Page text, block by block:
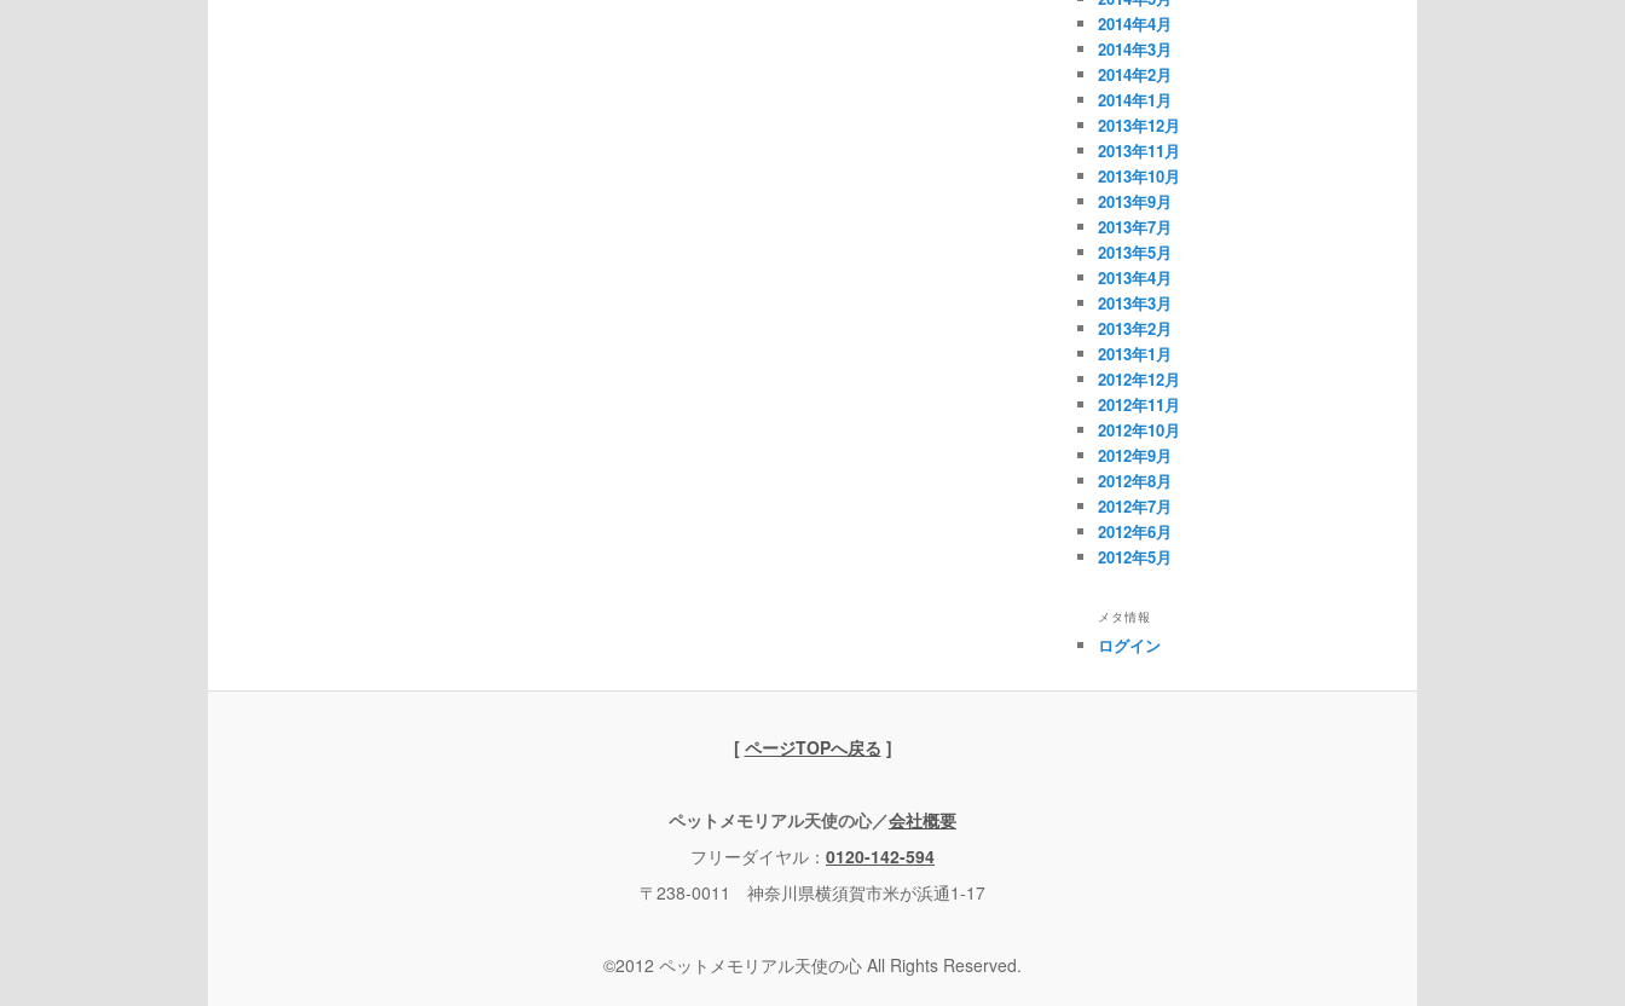
2014年4月
2014年3月
2014年2月
2014年1月
2013年12月
2013年11月
2013年10月
2013年9月
2013年7月
2013年5月
2013年4月
2013年3月
2013年2月
2013年1月
2012年12月
2012年11月
2012年10月
2012年9月
2012年8月
2012年7月
2012年6月
2012年5月
メタ情報
ログイン
[ ページTOPへ戻る ]
ペットメモリアル天使の心／会社概要
フリーダイヤル： 0120-142-594
〒238-0011 神奈川県横須賀市米が浜通1-17
©2012 ペットメモリアル天使の心 All Rights Reserved.